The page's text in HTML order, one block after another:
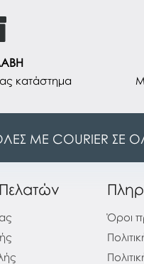
κατάστημα
ΜΕ COURIER ΣΕ
Όροι